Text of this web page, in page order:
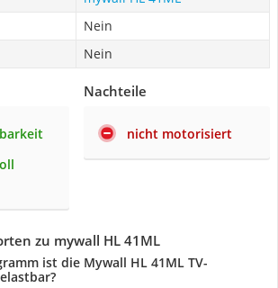
Nein
Nein
Nachteile
nicht motorisiert
zu mywall HL 41ML
ist die Mywall HL 41ML TV-